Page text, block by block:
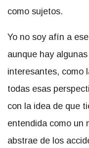
como sujetos.
Yo no soy afín a
aunque hay
interesantes, como
todas esas
con la idea de que
entendida como un
abstrae de los